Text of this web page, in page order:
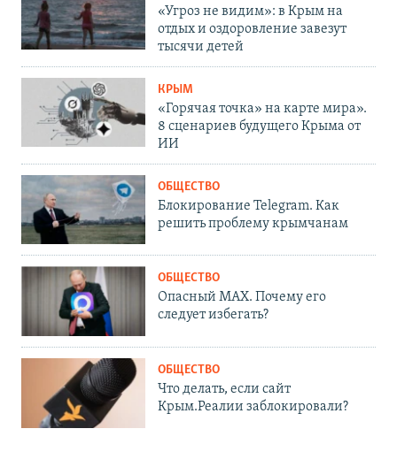
«Угроз не видим»: в Крым на
отдых и оздоровление завезут
тысячи детей
КРЫМ
«Горячая точка» на карте мира».
8 сценариев будущего Крыма от
ИИ
ОБЩЕСТВО
Блокирование Telegram. Как
решить проблему крымчанам
ОБЩЕСТВО
Опасный MAX. Почему его
следует избегать?
ОБЩЕСТВО
Что делать, если сайт
Крым.Реалии заблокировали?